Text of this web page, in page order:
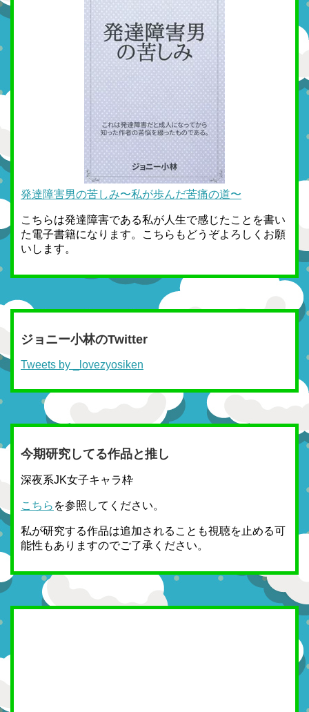
発達障害男の苦しみ〜私が歩んだ苦痛の道〜
こちらは発達障害である私が人生で感じたことを書い
た電子書籍になります。こちらもどうぞよろしくお願
いします。
ジョニー小林のTwitter
Tweets by _lovezyosiken
今期研究してる作品と推し
深夜系JK女子キャラ枠
こちら を参照してください。
私が研究する作品は追加されることも視聴を止める可
能性もありますのでご了承ください。